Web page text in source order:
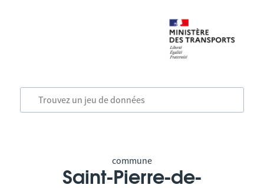
commune
Saint-Pierre-de-